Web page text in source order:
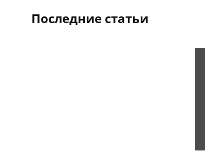
Последние статьи